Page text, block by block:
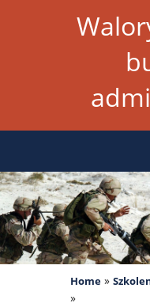
Home »
»